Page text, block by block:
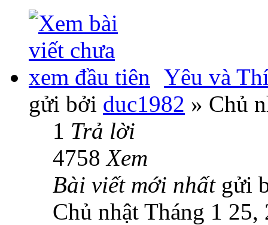
Yêu và
gửi bởi duc1982 » Chủ
1 Trả lời
4758Xem
Bài viết mới nhất gửi
Chủ nhật Tháng 1